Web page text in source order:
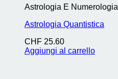
Astrologia E Numerologia
Astrologia Quantistica
CHF 25.60
Aggiungi al carrello